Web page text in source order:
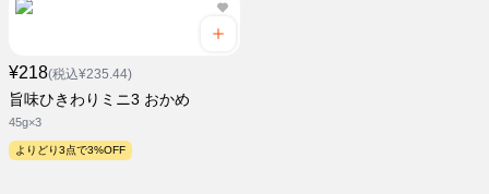
¥218(税込¥235.44)
旨味ひきわりミニ3 おかめ
45g×3
よりどり3点で3%OFF